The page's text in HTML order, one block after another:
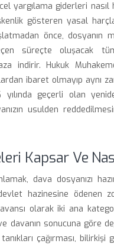
yargılama giderleri
gösteren yasal
önce, dosyanın
süreçte oluşacak
indirir. Hukuk
ibaret olmayıp aynı
geçerli olan
usulden
Kapsar Ve
dava dosyanızı
hazinesine ödenen
olarak iki ana
davanın sonucuna göre
çağırması,